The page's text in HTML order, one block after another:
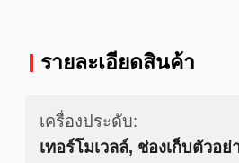
รายละเอียดสินค้า
เครื่องประดับ:
เทอร์โมเวลล์, ช่องเก็บตัวอ